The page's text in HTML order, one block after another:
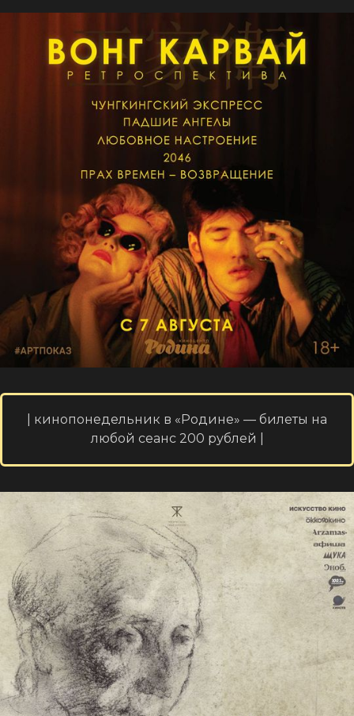
| кинопонедельник в «Родине» — билеты на
любой сеанс 200 рублей |